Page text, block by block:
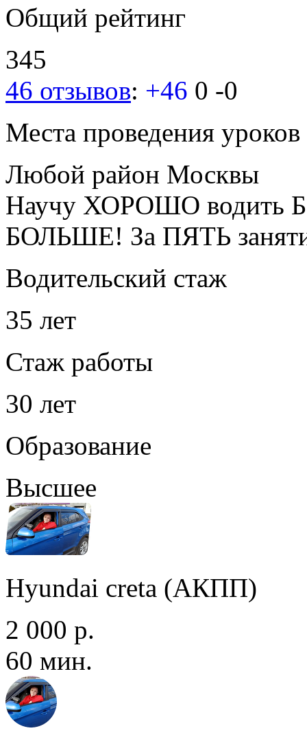
Общий рейтинг
345
46 отзывов: +46 0 -0
Места проведения уроков
Любой район Москвы
Научу ХОРОШО водить
БОЛЬШЕ! За ПЯТЬ
Водительский стаж
35 лет
Стаж работы
30 лет
Образование
Высшее
Hyundai creta (АКПП)
2 000 р.
60 мин.